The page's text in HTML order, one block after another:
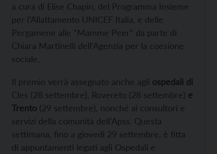
a cura di Elise Chapin, del Programma Insieme
per l’Allattamento UNICEF Italia, e delle
Pergamene alle “Mamme Peer” da parte di
Chiara Martinelli dell’Agenzia per la coesione
sociale.
Il premio verrà assegnato anche agli ospedali di
Cles (28 settembre), Rovereto (28 settembre) e
Trento (29 settembre), nonché ai consultori e
servizi della comunità dell’Apss. Questa
settimana, fino a giovedì 29 settembre, è fitta
di appuntamenti legati agli Ospedali e